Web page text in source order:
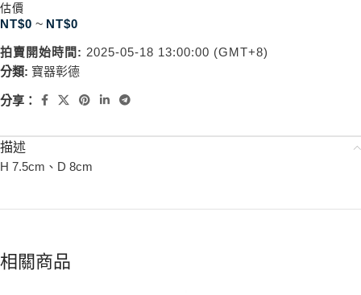
估價
NT$0 ~ NT$0
拍賣開始時間: 2025-05-18 13:00:00 (GMT+8)
分類: 寶器彰德
分享：
描述
H 7.5cm、D 8cm
相關商品